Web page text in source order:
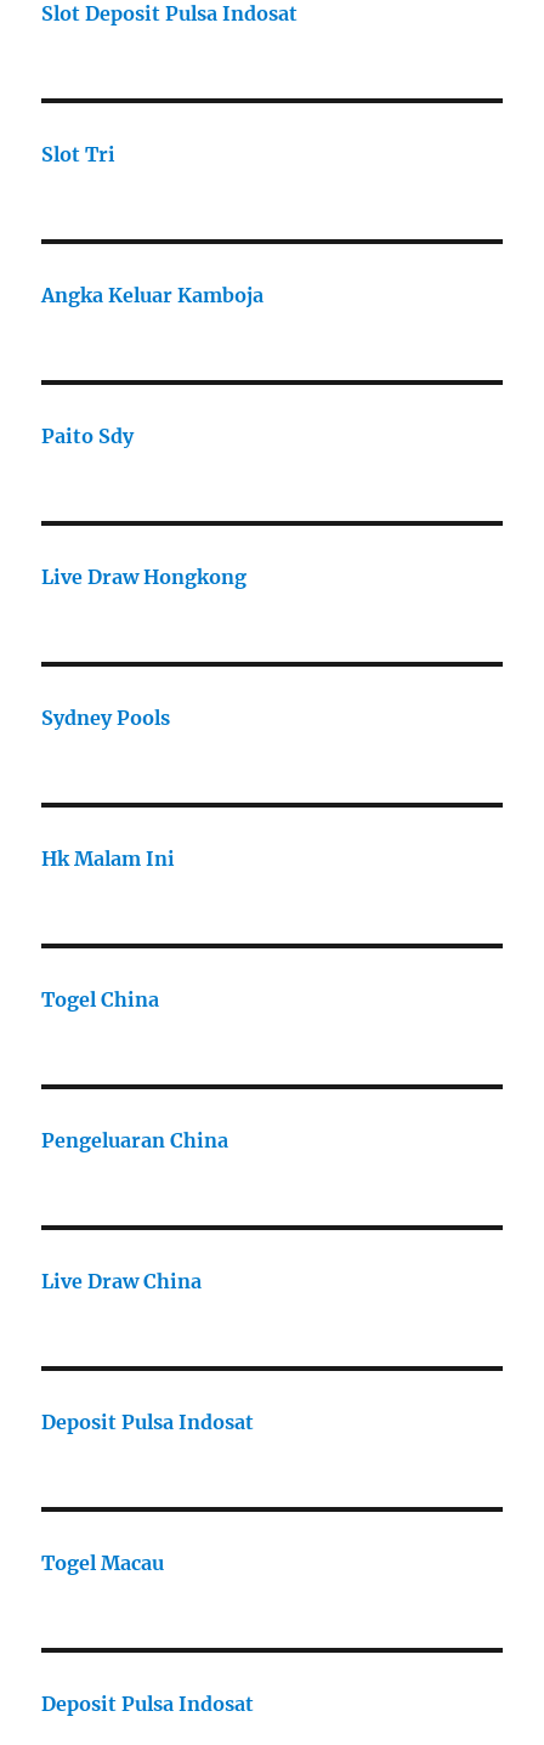
Slot Deposit Pulsa Indosat
Slot Tri
Angka Keluar Kamboja
Paito Sdy
Live Draw Hongkong
Sydney Pools
Hk Malam Ini
Togel China
Pengeluaran China
Live Draw China
Deposit Pulsa Indosat
Togel Macau
Deposit Pulsa Indosat